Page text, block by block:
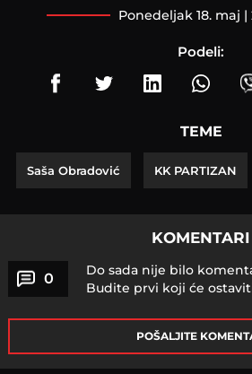
ponedeljak 18. maj |
Podeli:
TEME
Saša Obradović KK PARTIZAN
KOMENTARI
0
Do sada nije bilo
Budite prvi koji će
POŠALJITE